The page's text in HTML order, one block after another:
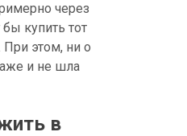
через
купить тот
этом, ни о
и не шла
в